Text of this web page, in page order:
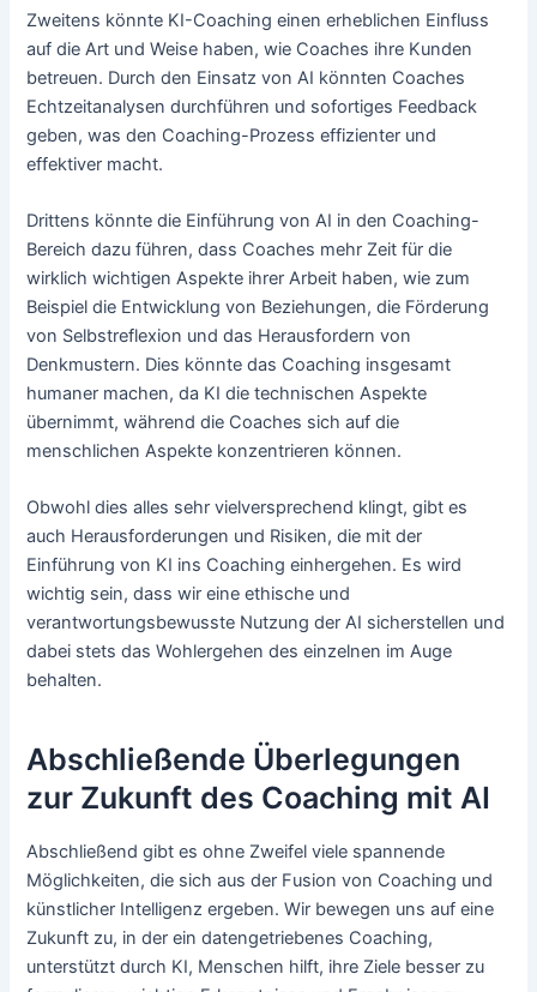
Zweitens könnte KI-Coaching einen erheblichen Einfluss
auf die Art und Weise haben, wie Coaches ihre Kunden
betreuen. Durch den Einsatz von AI könnten Coaches
Echtzeitanalysen durchführen und sofortiges Feedback
geben, was den Coaching-Prozess effizienter und
effektiver macht.
Drittens könnte die Einführung von AI in den Coaching-
Bereich dazu führen, dass Coaches mehr Zeit für die
wirklich wichtigen Aspekte ihrer Arbeit haben, wie zum
Beispiel die Entwicklung von Beziehungen, die Förderung
von Selbstreflexion und das Herausfordern von
Denkmustern. Dies könnte das Coaching insgesamt
humaner machen, da KI die technischen Aspekte
übernimmt, während die Coaches sich auf die
menschlichen Aspekte konzentrieren können.
Obwohl dies alles sehr vielversprechend klingt, gibt es
auch Herausforderungen und Risiken, die mit der
Einführung von KI ins Coaching einhergehen. Es wird
wichtig sein, dass wir eine ethische und
verantwortungsbewusste Nutzung der AI sicherstellen und
dabei stets das Wohlergehen des einzelnen im Auge
behalten.
Abschließende Überlegungen
zur Zukunft des Coaching mit AI
Abschließend gibt es ohne Zweifel viele spannende
Möglichkeiten, die sich aus der Fusion von Coaching und
künstlicher Intelligenz ergeben. Wir bewegen uns auf eine
Zukunft zu, in der ein datengetriebenes Coaching,
unterstützt durch KI, Menschen hilft, ihre Ziele besser zu